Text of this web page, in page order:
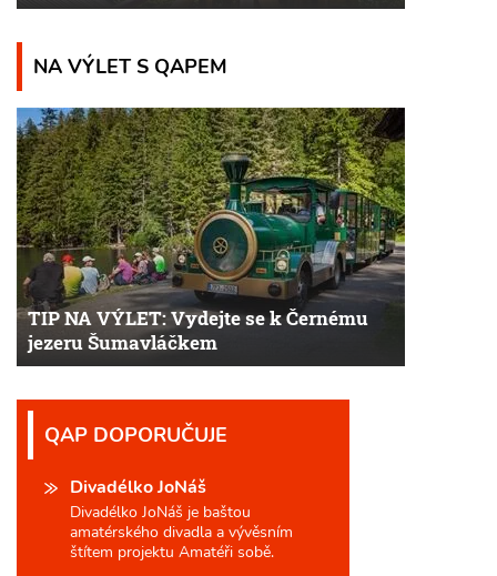
NA VÝLET S QAPEM
TIP NA VÝLET: Vydejte se k Černému
jezeru Šumavláčkem
QAP DOPORUČUJE
Divadélko JoNáš
Divadélko JoNáš je baštou
amatérského divadla a vývěsním
štítem projektu Amatéři sobě.